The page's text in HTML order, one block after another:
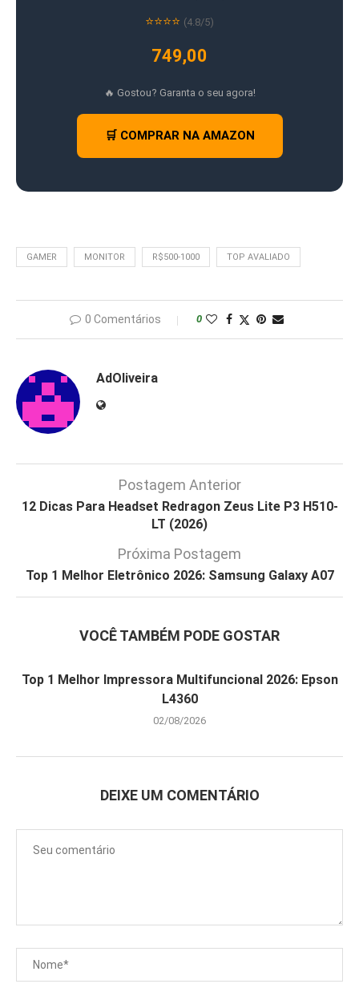
⭐⭐⭐⭐ (4.8/5)
749,00
🔥 Gostou? Garanta o seu agora!
🛒 COMPRAR NA AMAZON
GAMER MONITOR R$500-1000 TOP AVALIADO
0 Comentários 0
AdOliveira
Postagem Anterior
12 Dicas Para Headset Redragon Zeus Lite P3 H510-
LT (2026)
Próxima Postagem
Top 1 Melhor Eletrônico 2026: Samsung Galaxy A07
VOCÊ TAMBÉM PODE GOSTAR
Top 1 Melhor Impressora Multifuncional 2026: Epson
L4360
02/08/2026
DEIXE UM COMENTÁRIO